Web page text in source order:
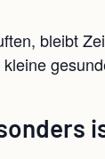
bleibt